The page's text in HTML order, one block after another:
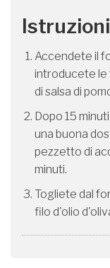
Istruzioni
Accendete il
introducete le
di salsa di
Dopo 15
una buona
pezzetto di
minuti.
Togliete dal
filo d'olio